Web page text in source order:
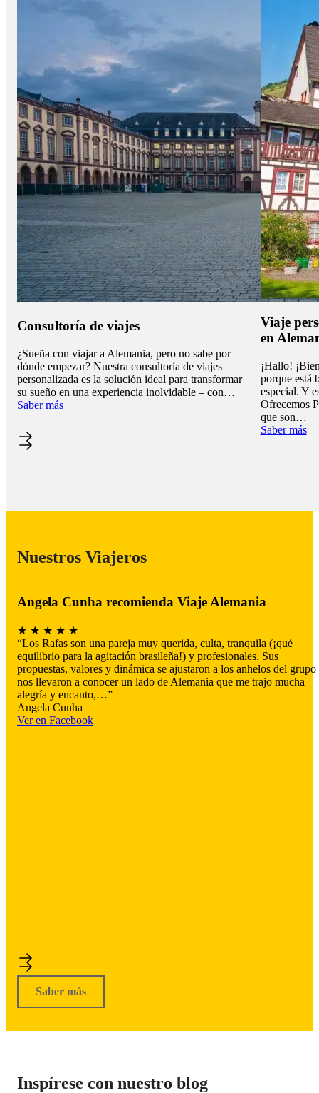
Consultoría de viajes
¿Sueña con viajar a Alemania, pero no sabe por
dónde empezar? Nuestra consultoría de viajes
personalizada es la solución ideal para transformar
su sueño en una experiencia inolvidable – con…
Saber más
Viaje
en
¡Hallo!
porque está
especial. Y
Ofrecemos
que son…
Saber más
Nuestros Viajeros
Angela Cunha recomienda Viaje Alemania
★ ★ ★ ★ ★
“Los Rafas son una pareja muy querida, culta, tranquila (¡qué
equilibrio para la agitación brasileña!) y profesionales. Sus
propuestas, valores y dinámica se ajustaron a los anhelos del grupo
nos llevaron a conocer un lado de Alemania que me trajo mucha
alegría y encanto,…”
Angela Cunha
Ver en Facebook
Saber más
Inspírese con nuestro blog